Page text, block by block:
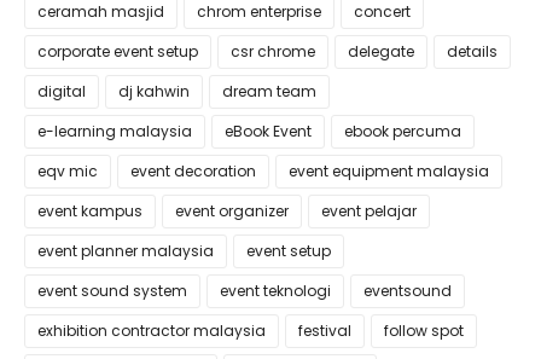
ceramah masjid
chrom enterprise
concert
corporate event setup
csr chrome delegate
details
digital
dj kahwin
dream team
e-learning malaysia
eBook Event
ebook percuma
eqv mic
event decoration
event equipment malaysia
event kampus
event organizer
event pelajar
event planner malaysia
event setup
event sound system
event teknologi
eventsound
exhibition contractor malaysia
festival
follow spot